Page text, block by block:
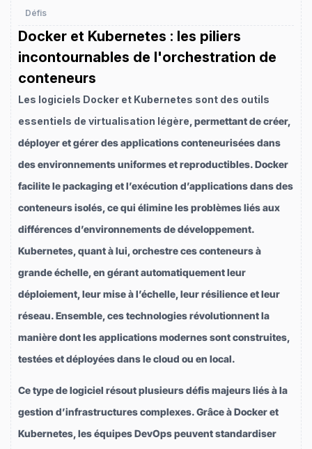
Défis
Docker et Kubernetes : les piliers
incontournables de l'orchestration de
conteneurs
Les logiciels Docker et Kubernetes sont des outils
essentiels de virtualisation légère, permettant de créer,
déployer et gérer des applications conteneurisées dans
des environnements uniformes et reproductibles. Docker
facilite le packaging et l’exécution d’applications dans des
conteneurs isolés, ce qui élimine les problèmes liés aux
différences d’environnements de développement.
Kubernetes, quant à lui, orchestre ces conteneurs à
grande échelle, en gérant automatiquement leur
déploiement, leur mise à l’échelle, leur résilience et leur
réseau. Ensemble, ces technologies révolutionnent la
manière dont les applications modernes sont construites,
testées et déployées dans le cloud ou en local.
Ce type de logiciel résout plusieurs défis majeurs liés à la
gestion d’infrastructures complexes. Grâce à Docker et
Kubernetes, les équipes DevOps peuvent standardiser